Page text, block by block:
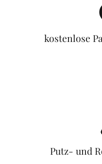
kostenlose
Putz- und